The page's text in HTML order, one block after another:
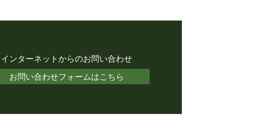
インターネットからのお問い合わせ
お問い合わせフォームはこちら